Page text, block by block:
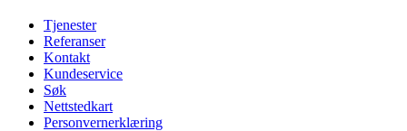
Tjenester
Referanser
Kontakt
Kundeservice
Søk
Nettstedkart
Personvernerklæring